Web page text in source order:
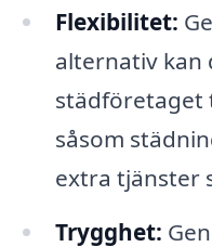
Flexibilitet:
alternativ kan
städföretaget
såsom
extra tjänster
Trygghet: